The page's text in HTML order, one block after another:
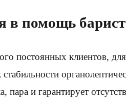
в помощь
постоянных клиентов,
стабильности
пара и гарантирует